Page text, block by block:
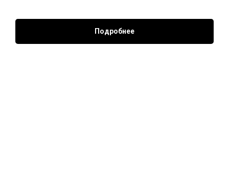
Подробнее